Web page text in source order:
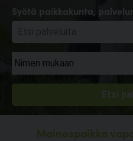
Syötä paikkakunta,
Mainospaikka